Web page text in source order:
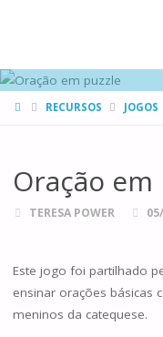
HOMERECURSOS JOGOS
Oração em
TERESA POWER
Este jogo foi partilhado
ensinar orações básicas
meninos da catequese.